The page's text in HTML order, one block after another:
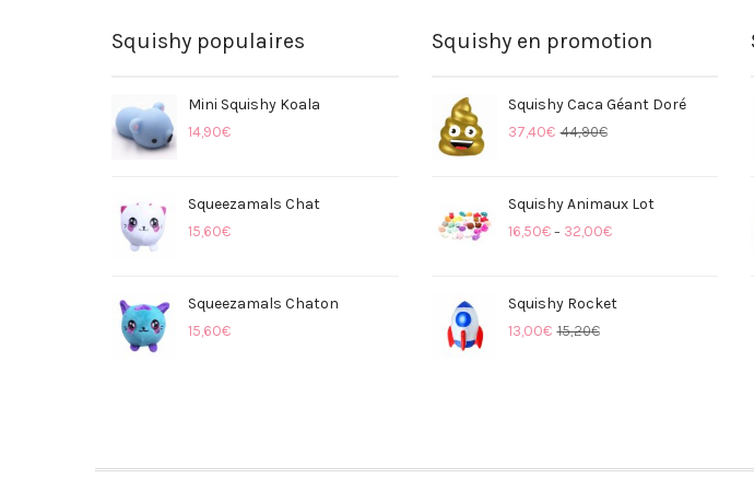
recommandé de ne pas l’étirer ou de le tordre au risque de faire apparaître des
avec bienveillance.
Squishy populaires
Mini Squishy Koala
14,90€
Squeezamals Chat
15,60€
Squeezamals Chaton
15,60€
Squishy en promotion
Squishy Caca Géant Doré
44,90€
37,40€
Squishy Animaux Lot
16,50€– 32,00€
Squishy Rocket
15,20€
13,00€